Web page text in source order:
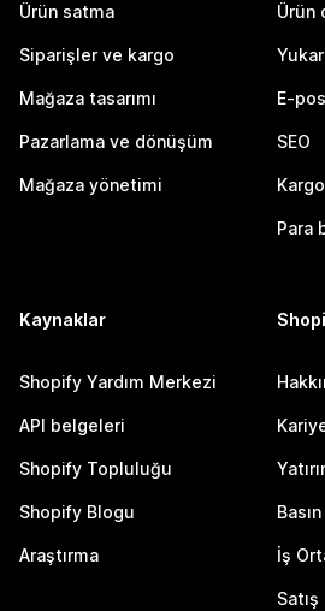
Ürün satma
Siparişler ve kargo
Mağaza tasarımı
Pazarlama ve dönüşüm
Mağaza yönetimi
Ürün
E-
SEO
Kargo
Para
Kaynaklar
Shopify Yardım Merkezi
API belgeleri
Shopify Topluluğu
Shopify Blogu
Araştırma İş